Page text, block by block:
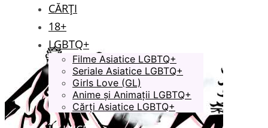
CĂRȚI
18+
LGBTQ+
Filme Asiatice LGBTQ+
Seriale Asiatice LGBTQ+
Girls Love (GL)
Anime și Animații LGBTQ+
Cărți Asiatice LGBTQ+